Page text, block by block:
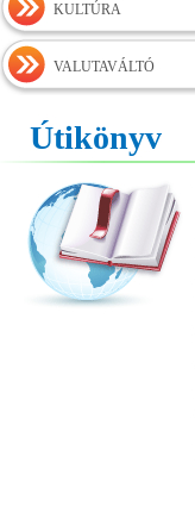
KULTÚRA
VALUTAVÁLTÓ
Útikönyv